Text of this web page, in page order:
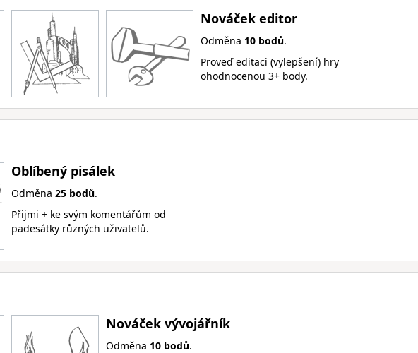
Nováček editor
Odměna 10 bodů.
Proveď editaci (vylepšení) hry
ohodnocenou 3+ body.
Oblíbený pisálek
Odměna 25 bodů.
Přijmi + ke svým komentářům od
padesátky různých uživatelů.
Nováček vývojářník
Odměna 10 bodů.